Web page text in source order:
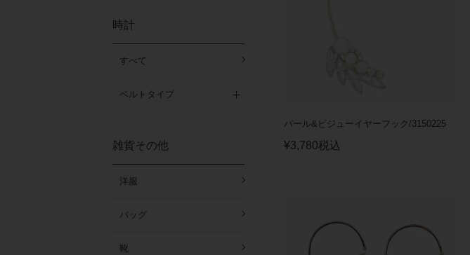
時計
すべて
ベルトタイプ
雑貨その他
洋服
バッグ
靴
パール&ビジューイヤーフック/3150225
¥3,780税込